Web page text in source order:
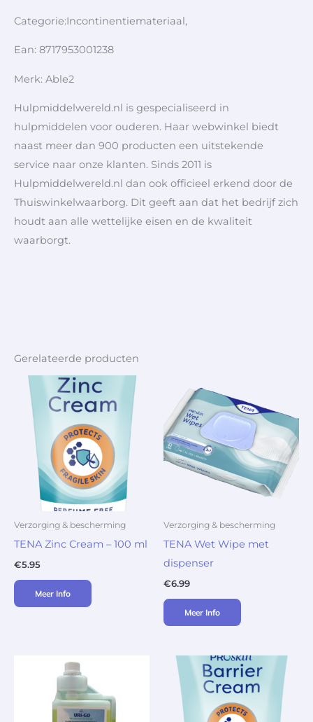
Categorie:Incontinentiemateriaal,
Ean: 8717953001238
Merk: Able2
Hulpmiddelwereld.nl is gespecialiseerd in
hulpmiddelen voor ouderen. Haar webwinkel biedt
naast meer dan 900 producten een uitstekende
service naar onze klanten. Sinds 2011 is
Hulpmiddelwereld.nl dan ook officieel erkend door de
Thuiswinkelwaarborg. Dit geeft aan dat het bedrijf zich
houdt aan alle wettelijke eisen en de kwaliteit
waarborgt.
Gerelateerde producten
Verzorging & bescherming
TENA Zinc Cream – 100 ml
€5.95
Meer Info
Verzorging & bescherming
TENA Wet Wipe met
dispenser
€6.99
Meer Info